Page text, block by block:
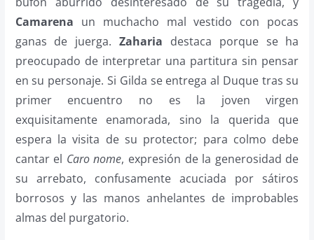
Camarena un muchacho mal vestido con pocas
ganas de juerga.Zaharia destaca porque se ha
preocupado de interpretar una partitura sin pensar
en su personaje. Si Gilda se entrega al Duque tras su
primer encuentro no es la joven virgen
exquisitamente enamorada, sino la querida que
espera la visita de su protector; para colmo debe
cantar el Caro nome, expresión de la generosidad de
su arrebato, confusamente acuciada por sátiros
borrosos y las manos anhelantes de improbables
almas del purgatorio.